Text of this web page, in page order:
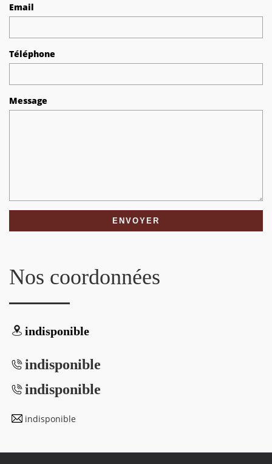
Email
Téléphone
Message
Nos coordonnées
indisponible
indisponible
indisponible
indisponible